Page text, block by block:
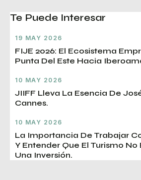
Te Puede Interesar
19 MAY 2026
FIJE 2026: El Ecosistema
Punta Del Este Hacia
10 MAY 2026
JIIFF Lleva La Esencia De
Cannes.
10 MAY 2026
La Importancia De Trabajar
Y Entender Que El Turismo No
Una Inversión.